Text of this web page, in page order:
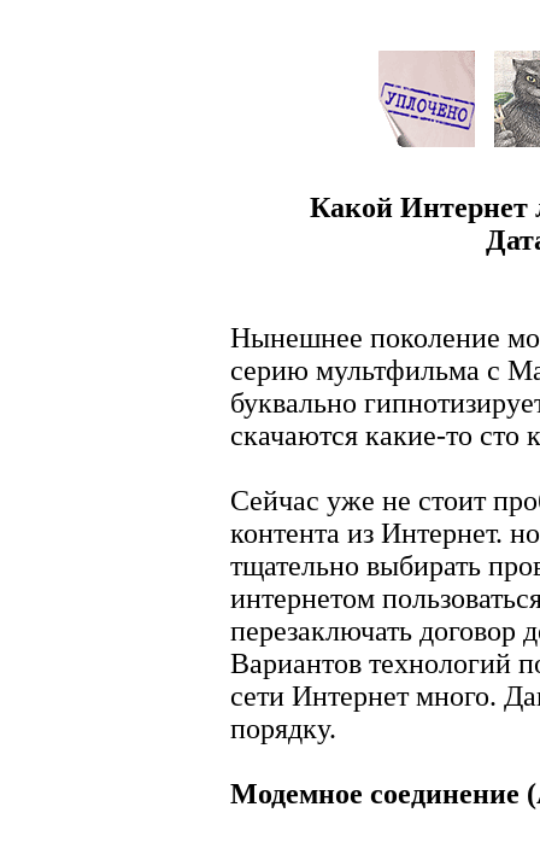
Какой Интернет
Нынешнее поколение
серию мультфильма с
буквально
скачаются какие-то сто
Сейчас уже не стоит
контента из Интернет.
тщательно выбирать
интернетом
перезаключать договор
Вариантов технологий
сети Интернет много.
порядку.
Модемное соединение